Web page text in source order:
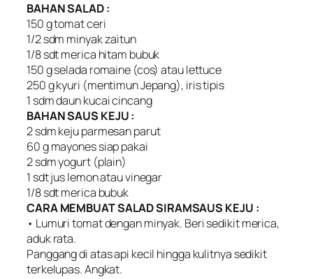
BAHAN SALAD :
150 g tomat ceri
1/2 sdm minyak zaitun
1/8 sdt merica hitam bubuk
150 g selada romaine (cos) atau lettuce
250 g kyuri (mentimun Jepang), iris tipis
1 sdm daun kucai cincang
BAHAN SAUS KEJU :
2 sdm keju parmesan parut
60 g mayones siap pakai
2 sdm yogurt (plain)
1 sdt jus lemon atau vinegar
1/8 sdt merica bubuk
CARA MEMBUAT SALAD SIRAMSAUS KEJU :
• Lumuri tomat dengan minyak. Beri sedikit merica,
aduk rata.
Panggang di atas api kecil hingga kulitnya sedikit
terkelupas. Angkat.